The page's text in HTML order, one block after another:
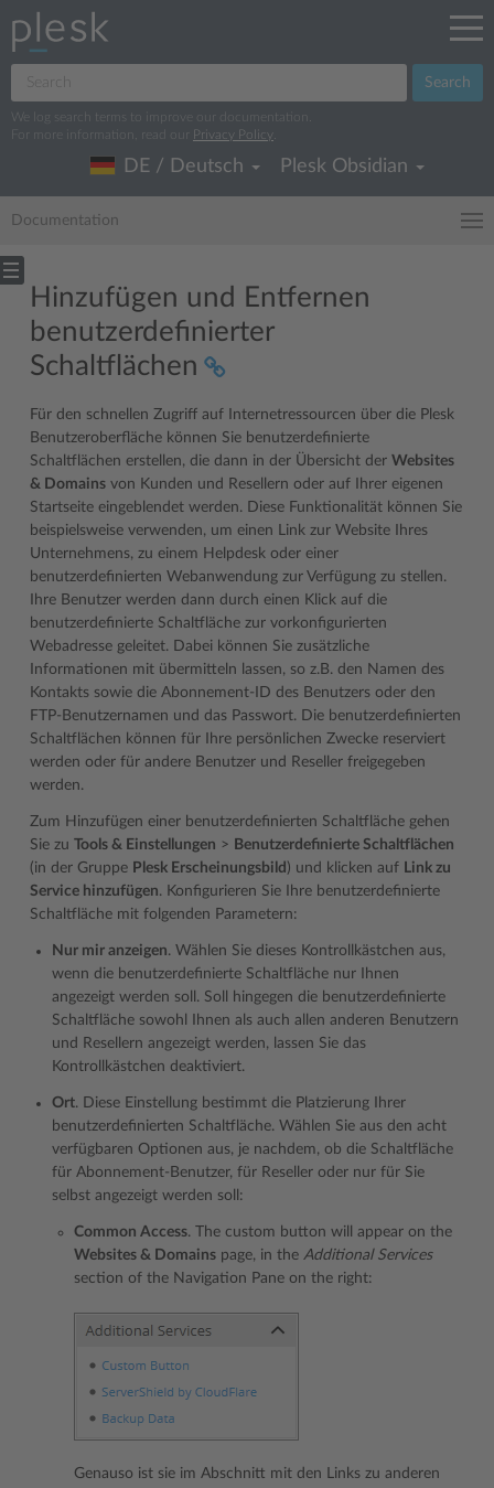
Search
We log search terms to improve our documentation.
For more information, read our
Privacy Policy
DE / Deutsch Plesk Obsidian
Documentation
Hinzufügen und Entfernen
benutzerdefinierter
Schaltflächen
Für den schnellen Zugriff auf Internetressourcen über die Plesk
Benutzeroberfläche können Sie benutzerdefinierte
Schaltflächen erstellen, die dann in der Übersicht der Websites
& Domains von Kunden und Resellern oder auf Ihrer eigenen
Startseite eingeblendet werden. Diese Funktionalität können Sie
beispielsweise verwenden, um einen Link zur Website Ihres
Unternehmens, zu einem Helpdesk oder einer
benutzerdefinierten Webanwendung zur Verfügung zu stellen.
Ihre Benutzer werden dann durch einen Klick auf die
benutzerdefinierte Schaltfläche zur vorkonfigurierten
Webadresse geleitet. Dabei können Sie zusätzliche
Informationen mit übermitteln lassen, so z.B. den Namen des
Kontakts sowie die Abonnement-ID des Benutzers oder den
FTP-Benutzernamen und das Passwort. Die benutzerdefinierten
Schaltflächen können für Ihre persönlichen Zwecke reserviert
werden oder für andere Benutzer und Reseller freigegeben
werden.
Zum Hinzufügen einer benutzerdefinierten Schaltfläche gehen
Sie zu Tools & Einstellungen > Benutzerdefinierte Schaltflächen
(in der Gruppe Plesk Erscheinungsbild ) und klicken auf Link zu
Service hinzufügen. Konfigurieren Sie Ihre benutzerdefinierte
Schaltfläche mit folgenden Parametern:
Nur mir anzeigen. Wählen Sie dieses Kontrollkästchen aus,
wenn die benutzerdefinierte Schaltfläche nur Ihnen
angezeigt werden soll. Soll hingegen die benutzerdefinierte
Schaltfläche sowohl Ihnen als auch allen anderen Benutzern
und Resellern angezeigt werden, lassen Sie das
Kontrollkästchen deaktiviert.
Ort. Diese Einstellung bestimmt die Platzierung Ihrer
benutzerdefinierten Schaltfläche. Wählen Sie aus den acht
verfügbaren Optionen aus, je nachdem, ob die Schaltfläche
für Abonnement-Benutzer, für Reseller oder nur für Sie
selbst angezeigt werden soll:
Common Access. The custom button will appear on the
Websites & Domains page, in the Additional Services
section of the Navigation Pane on the right:
Genauso ist sie im Abschnitt mit den Links zu anderen